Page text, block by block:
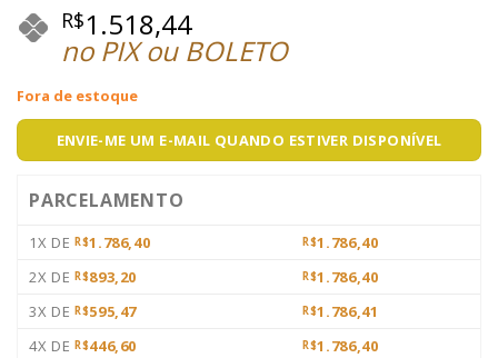
R$1.518,44
no PIX ou BOLETO
Fora de estoque
ENVIE-ME UM E-MAIL QUANDO ESTIVER DISPONÍVEL
PARCELAMENTO
1X DE R$1.786,40 R$1.786,40
2X DE R$893,20 R$1.786,40
3X DE R$595,47 R$1.786,41
4X DE R$446,60 R$1.786,40